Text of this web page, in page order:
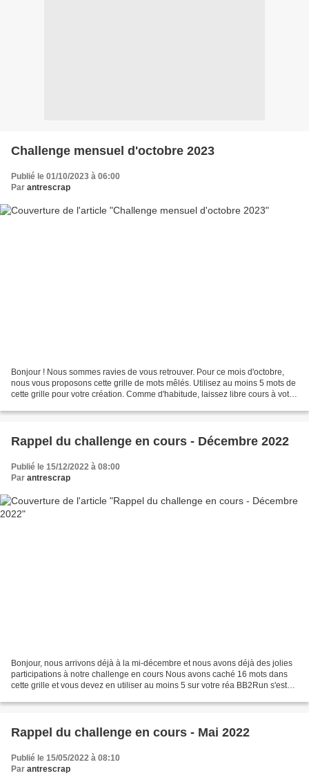
Challenge mensuel d'octobre 2023
Publié le 01/10/2023 à 06:00
Par antrescrap
Bonjour ! Nous sommes ravies de vous retrouver. Pour ce mois d'octobre,
nous vous proposons cette grille de mots mêlés. Utilisez au moins 5 mots de
cette grille pour votre création. Comme d'habitude, laissez libre cours à votre
Rappel du challenge en cours - Décembre 2022
Publié le 15/12/2022 à 08:00
Par antrescrap
Bonjour, nous arrivons déjà à la mi-décembre et nous avons déjà des jolies
participations à notre challenge en cours Nous avons caché 16 mots dans
cette grille et vous devez en utiliser au moins 5 sur votre réa BB2Run s'est
Rappel du challenge en cours - Mai 2022
Publié le 15/05/2022 à 08:10
Par antrescrap